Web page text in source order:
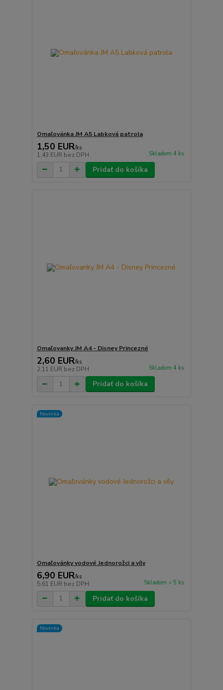
Omaľovánka JM A5 Labková patrola
1,50 EUR/ks
1,43 EUR bez DPH Skladom 4 ks
Pridať do košíka
Omaľovanky JM A4 - Disney Princezné
2,60 EUR/ks
2,11 EUR bez DPH Skladom 4 ks
Pridať do košíka
Novinka
Omaľovánky vodové Jednorožci a víly
6,90 EUR/ks
5,61 EUR bez DPH Skladom > 5 ks
Pridať do košíka
Novinka